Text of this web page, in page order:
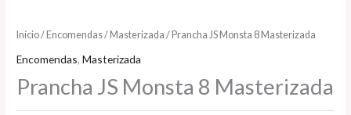
Início/ Encomendas/ Masterizada / Prancha JS Monsta 8 Masterizada
Encomendas,Masterizada
Prancha JS Monsta 8 Masterizada